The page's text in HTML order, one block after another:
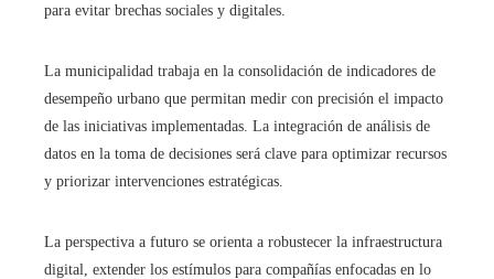
para evitar brechas sociales y digitales.
La municipalidad trabaja en la consolidación de indicadores de
desempeño urbano que permitan medir con precisión el impacto
de las iniciativas implementadas. La integración de análisis de
datos en la toma de decisiones será clave para optimizar recursos
y priorizar intervenciones estratégicas.
La perspectiva a futuro se orienta a robustecer la infraestructura
digital, extender los estímulos para compañías enfocadas en lo